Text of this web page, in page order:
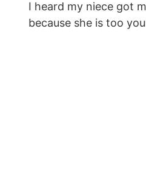
I heard my niece got
because she is too